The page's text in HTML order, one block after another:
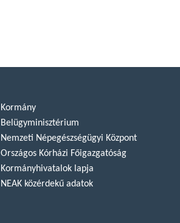
Kormány
Belügyminisztérium
Nemzeti Népegészségügyi Központ
Országos Kórházi Főigazgatóság
Kormányhivatalok lapja
NEAK közérdekű adatok